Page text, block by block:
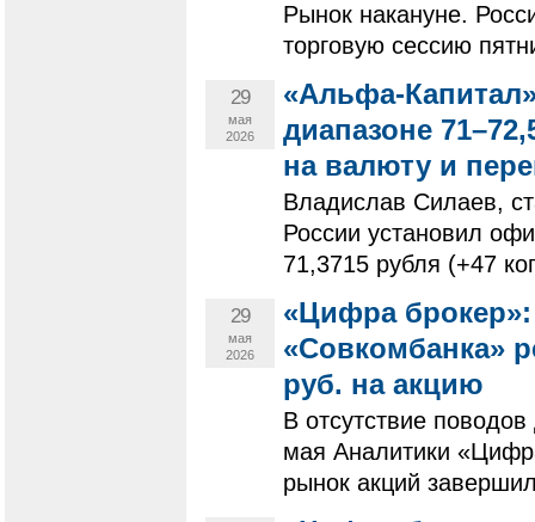
Рынок накануне.
торговую сессию
29
мая
2026
«Альфа-
диапазоне
на валюту и
Владислав Силаев,
России установил
71,3715 рубля (+47
29
мая
2026
«Цифра
«Совкомбанка»
руб. на акцию
В отсутствие
мая Аналитики
рынок акций